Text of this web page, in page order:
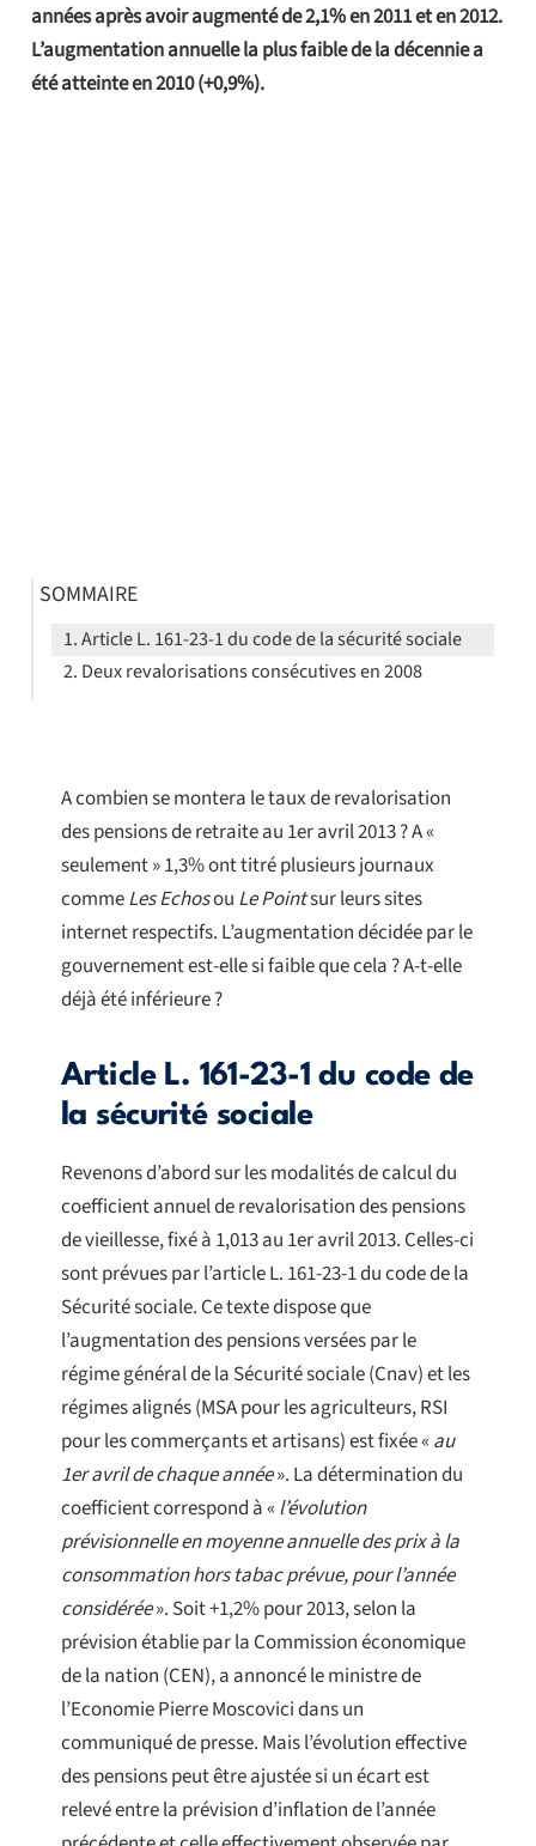
années après avoir augmenté de 2,1% en 2011 et en 2012.
L’augmentation annuelle la plus faible de la décennie a
été atteinte en 2010 (+0,9%).
A combien se montera le taux de revalorisation
des pensions de retraite au 1er avril 2013 ? A «
seulement » 1,3% ont titré plusieurs journaux
commeLes Echosou Le Pointsur leurs sites
internet respectifs. L’augmentation décidée par le
gouvernement est-elle si faible que cela ? A-t-elle
déjà été inférieure ?
Article L. 161-23-1 du code de
la sécurité sociale
Revenons d’abord sur les modalités de calcul du
coefficient annuel de revalorisation des pensions
de vieillesse, fixé à 1,013 au 1er avril 2013. Celles-ci
sont prévues par l’article L. 161-23-1 du code de la
Sécurité sociale. Ce texte dispose que
l’augmentation des pensions versées par le
régime général de la Sécurité sociale (Cnav) et les
régimes alignés (MSA pour les agriculteurs, RSI
pour les commerçants et artisans) est fixée «au
1er avril de chaque année». La détermination du
coefficient correspond à «l’évolution
prévisionnelle en moyenne annuelle des prix à la
consommation hors tabac prévue, pour l’année
considérée». Soit +1,2% pour 2013, selon la
prévision établie par la Commission économique
de la nation (CEN), a annoncé le ministre de
l’Economie Pierre Moscovici dans un
communiqué de presse. Mais l’évolution effective
des pensions peut être ajustée si un écart est
relevé entre la prévision d’inflation de l’année
SOMMAIRE
Article L. 161-23-1 du code de la sécurité sociale
Deux revalorisations consécutives en 2008